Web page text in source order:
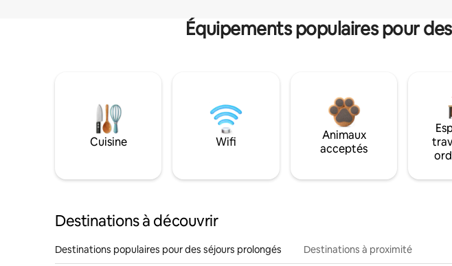
Équipements populaires pour
Cuisine Wifi
Animaux
acceptés
Destinations à découvrir
Destinations populaires pour des séjours prolongés Destinations à proximité